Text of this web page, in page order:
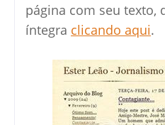
página com seu texto,
íntegra clicando aqui.